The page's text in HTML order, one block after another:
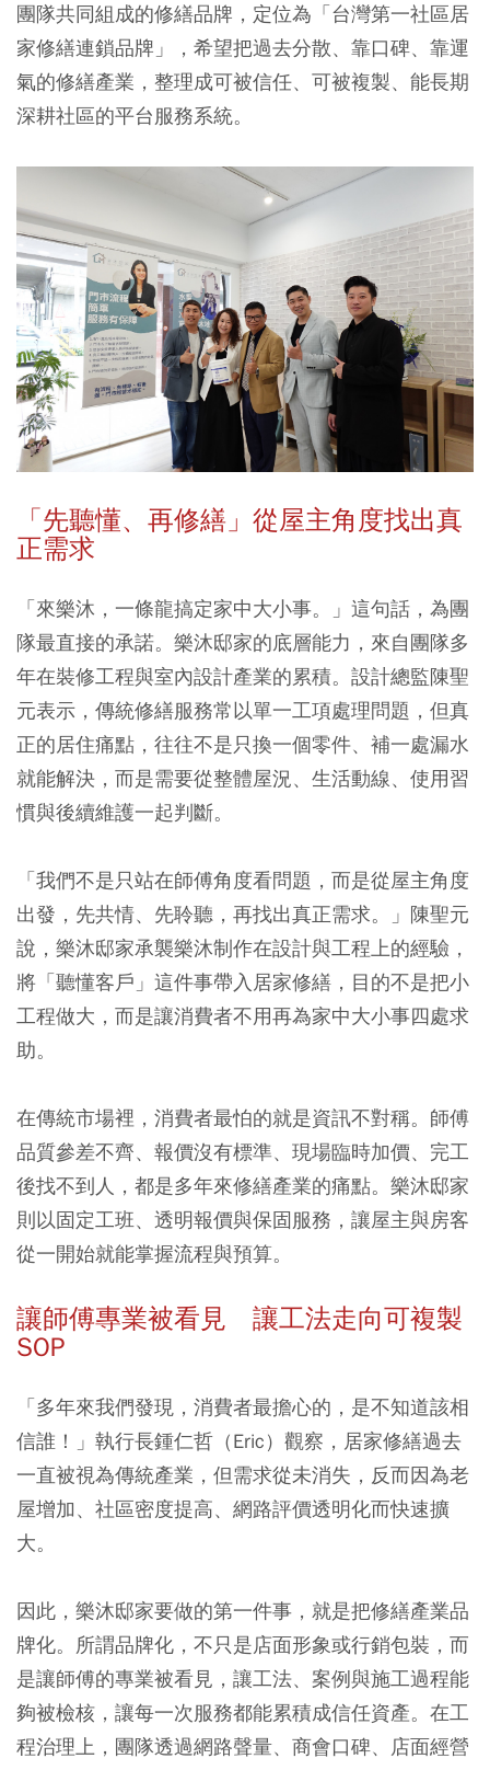
團隊共同組成的修繕品牌，定位為「台灣第一社區居
家修繕連鎖品牌」，希望把過去分散、靠口碑、靠運
氣的修繕產業，整理成可被信任、可被複製、能長期
深耕社區的平台服務系統。
「先聽懂、再修繕」從屋主角度找出真
正需求
「來樂沐，一條龍搞定家中大小事。」這句話，為團
隊最直接的承諾。樂沐邸家的底層能力，來自團隊多
年在裝修工程與室內設計產業的累積。設計總監陳聖
元表示，傳統修繕服務常以單一工項處理問題，但真
正的居住痛點，往往不是只換一個零件、補一處漏水
就能解決，而是需要從整體屋況、生活動線、使用習
慣與後續維護一起判斷。
「我們不是只站在師傅角度看問題，而是從屋主角度
出發，先共情、先聆聽，再找出真正需求。」陳聖元
說，樂沐邸家承襲樂沐制作在設計與工程上的經驗，
將「聽懂客戶」這件事帶入居家修繕，目的不是把小
工程做大，而是讓消費者不用再為家中大小事四處求
助。
在傳統市場裡，消費者最怕的就是資訊不對稱。師傅
品質參差不齊、報價沒有標準、現場臨時加價、完工
後找不到人，都是多年來修繕產業的痛點。樂沐邸家
則以固定工班、透明報價與保固服務，讓屋主與房客
從一開始就能掌握流程與預算。
讓師傅專業被看見 讓工法走向可複製
SOP
「多年來我們發現，消費者最擔心的，是不知道該相
信誰！」執行長鍾仁哲（Eric）觀察，居家修繕過去
一直被視為傳統產業，但需求從未消失，反而因為老
屋增加、社區密度提高、網路評價透明化而快速擴
大。
因此，樂沐邸家要做的第一件事，就是把修繕產業品
牌化。所謂品牌化，不只是店面形象或行銷包裝，而
是讓師傅的專業被看見，讓工法、案例與施工過程能
夠被檢核，讓每一次服務都能累積成信任資產。在工
程治理上，團隊透過網路聲量、商會口碑、店面經營